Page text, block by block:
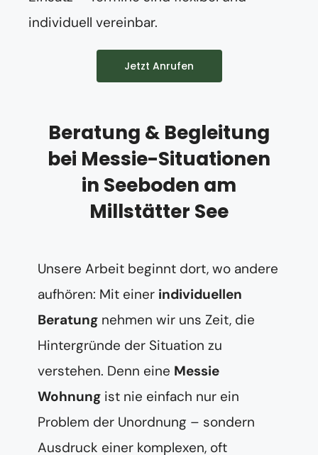
individuell vereinbar.
Jetzt Anrufen
Beratung & Begleitung
bei Messie-Situationen
in Seeboden am
Millstätter See
Unsere Arbeit beginnt dort, wo andere
aufhören: Mit einer individuellen
Beratung nehmen wir uns Zeit, die
Hintergründe der Situation zu
verstehen. Denn eine Messie
Wohnung ist nie einfach nur ein
Problem der Unordnung – sondern
Ausdruck einer komplexen, oft